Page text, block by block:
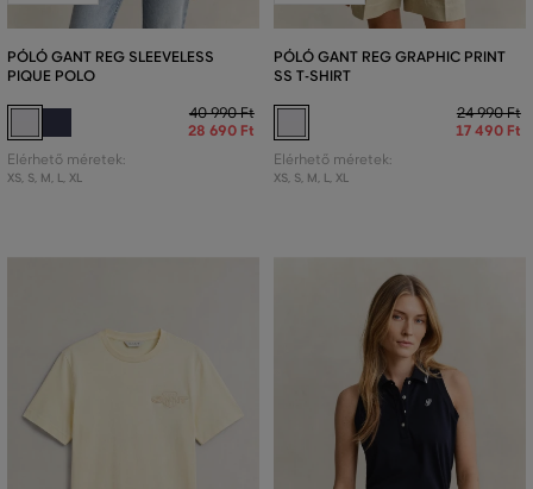
PÓLÓ GANT REG SLEEVELESS
PIQUE POLO
40 990 Ft
28 690 Ft
Elérhető méretek:
XS, S, M, L, XL
PÓLÓ GANT REG GRAPHIC PRINT
SS T-SHIRT
24 990 Ft
17 490 Ft
Elérhető méretek:
XS, S, M, L, XL